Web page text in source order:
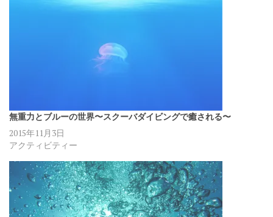
無重力とブルーの世界〜スクーバダイビングで癒される〜
2015年11月3日
アクティビティー